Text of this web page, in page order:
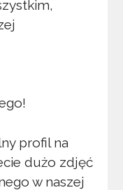
profil na
dużo zdjęć
w naszej